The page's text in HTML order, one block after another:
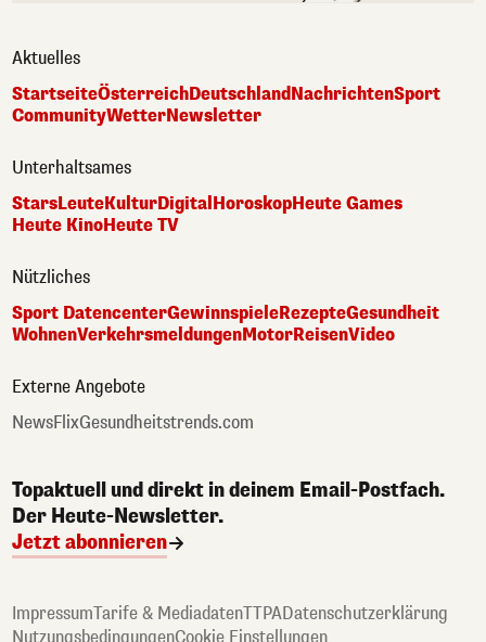
Aktuelles
StartseiteÖsterreichDeutschlandNachrichtenSport
CommunityWetterNewsletter
Unterhaltsames
StarsLeuteKulturDigital HoroskopHeute Games
Heute KinoHeute TV
Nützliches
Sport DatencenterGewinnspieleRezepteGesundheit
WohnenVerkehrsmeldungenMotorReisenVideo
Externe Angebote
NewsFlixGesundheitstrends.com
Topaktuell und direkt in deinem Email-Postfach.
Der Heute-Newsletter.
Jetzt abonnieren
ImpressumTarife & MediadatenTTPADatenschutzerklärung
NutzungsbedingungenCookie Einstellungen